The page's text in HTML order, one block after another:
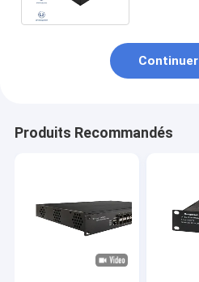
Continuer
Produits Recommandés